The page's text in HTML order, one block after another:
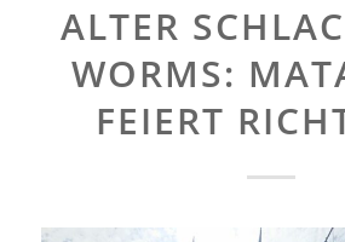
ALTER
WORMS:
FEIERT